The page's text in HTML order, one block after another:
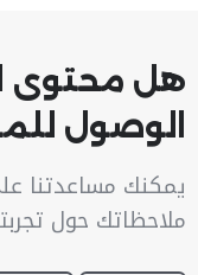
هل محتوى
الوصول
يمكنك مساعدتنا
ملاحظاتك حول